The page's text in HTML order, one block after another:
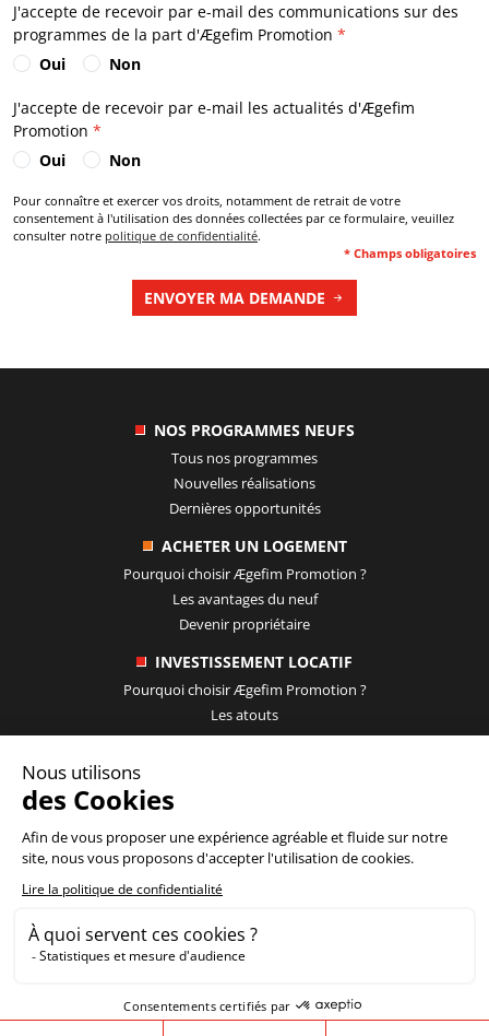
J'accepte de recevoir par e-mail des communications sur des
programmes de la part d'Ægefim Promotion *
Oui
Non
J'accepte de recevoir par e-mail les actualités d'Ægefim
Promotion *
Oui
Non
Pour connaître et exercer vos droits, notamment de retrait de votre
consentement à l'utilisation des données collectées par ce formulaire, veuillez
consulter notre politique de confidentialité.
* Champs obligatoires
ENVOYER MA DEMANDE
NOS PROGRAMMES NEUFS
Tous nos programmes
Nouvelles réalisations
Dernières opportunités
ACHETER UN LOGEMENT
Pourquoi choisirÆgefim Promotion ?
Les avantages du neuf
Devenir propriétaire
INVESTISSEMENT LOCATIF
Pourquoi choisirÆgefim Promotion ?
Les atouts
Calculez vos mensualités
Calculez vos frais de notaire
Simulez votre prêt à taux zéro
Nos partenaires
Actualités
Ægefim Promotion| 5/7 avenue de Paris, 94300
VINCENNES |
CONTACT
Ægefim Promotion2018 - 2026 |Mentions légales